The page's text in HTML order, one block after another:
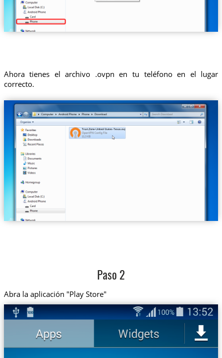
Ahora tienes el archivo .ovpn en tu teléfono en el lugar
correcto.
Trust.Zone-United-States-Texas.ovpn
Paso 2
Abra la aplicación "Play Store"